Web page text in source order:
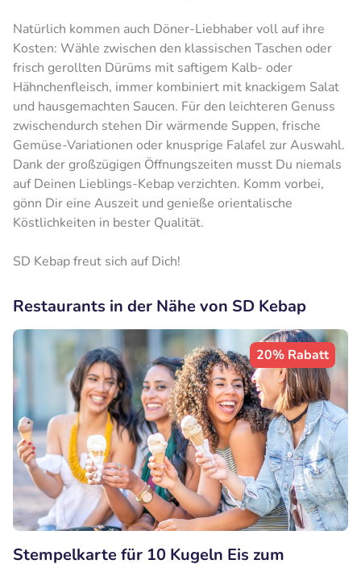
Natürlich kommen auch Döner-Liebhaber voll auf ihre
Kosten: Wähle zwischen den klassischen Taschen oder
frisch gerollten Dürüms mit saftigem Kalb- oder
Hähnchenfleisch, immer kombiniert mit knackigem Salat
und hausgemachten Saucen. Für den leichteren Genuss
zwischendurch stehen Dir wärmende Suppen, frische
Gemüse-Variationen oder knusprige Falafel zur Auswahl.
Dank der großzügigen Öffnungszeiten musst Du niemals
auf Deinen Lieblings-Kebap verzichten. Komm vorbei,
gönn Dir eine Auszeit und genieße orientalische
Köstlichkeiten in bester Qualität.
SD Kebap freut sich auf Dich!
Restaurants in der Nähe von SD Kebap
20% Rabatt
Stempelkarte für 10 Kugeln Eis zum